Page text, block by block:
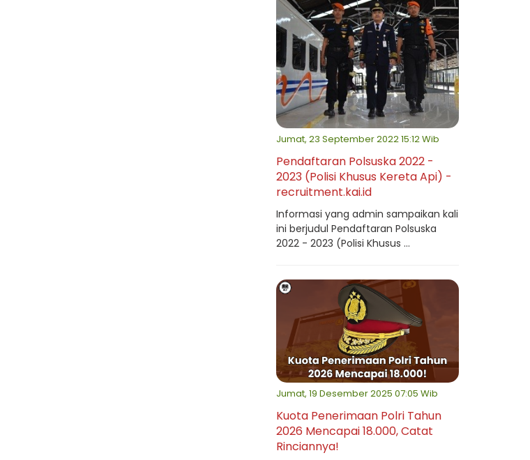
Jumat, 23 September 2022 15:12 Wib
Pendaftaran Polsuska 2022 -
2023 (Polisi Khusus Kereta Api) -
recruitment.kai.id
Informasi yang admin sampaikan kali
ini berjudul Pendaftaran Polsuska
2022 - 2023 (Polisi Khusus ...
Jumat, 19 Desember 2025 07:05 Wib
Kuota Penerimaan Polri Tahun
2026 Mencapai 18.000, Catat
Rinciannya!